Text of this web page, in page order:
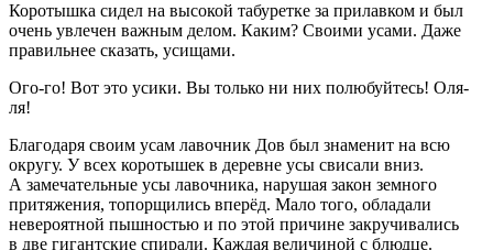
Коротышка сидел на высокой табуретке за прилавком и был
очень увлечен важным делом. Каким? Своими усами. Даже
правильнее сказать, усищами.
Ого-го! Вот это усики. Вы только ни них полюбуйтесь! Оля-
ля!
Благодаря своим усам лавочник Дов был знаменит на всю
округу. У всех коротышек в деревне усы свисали вниз.
А замечательные усы лавочника, нарушая закон земного
притяжения, топорщились вперёд. Мало того, обладали
невероятной пышностью и по этой причине закручивались
в две гигантские спирали. Каждая величиной с блюдце.